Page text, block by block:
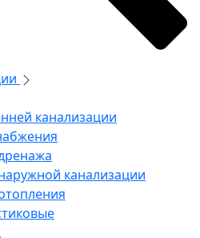
канализации
канализации